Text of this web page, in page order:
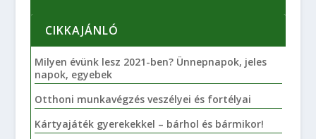
CIKKAJÁNLÓ
Milyen évünk lesz 2021-ben? Ünnepnapok, jeles
napok, egyebek
Otthoni munkavégzés veszélyei és fortélyai
Kártyajáték gyerekekkel – bárhol és bármikor!